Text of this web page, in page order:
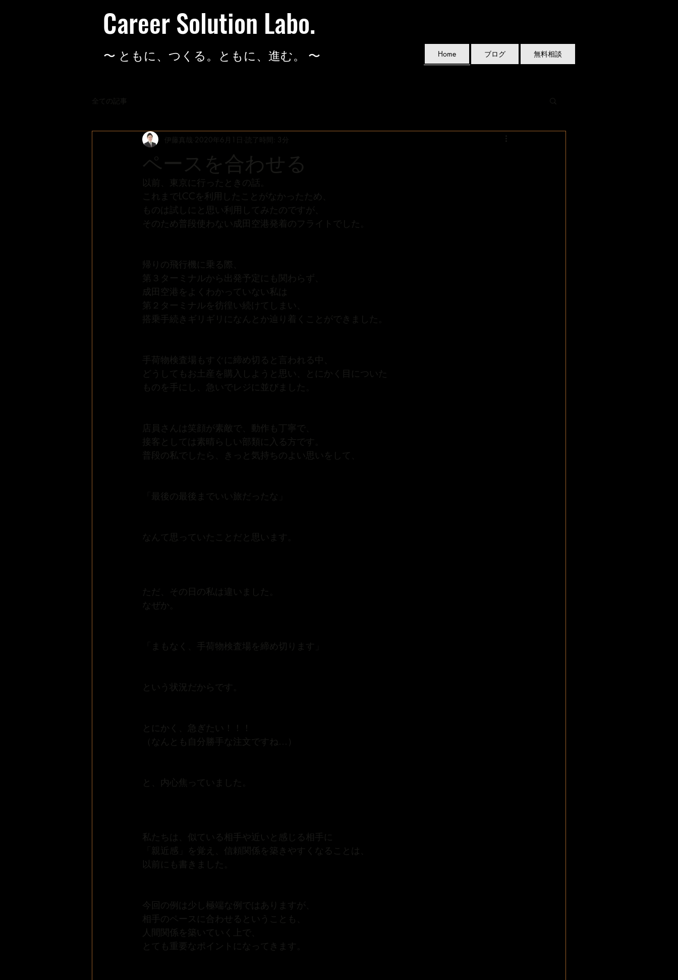
Career Solution Labo.
​〜 ともに、つくる。ともに、進む。 〜 Home ブログ 無料相談
全ての記事
ペースを合わせる
伊藤真哉 2020年6月1日 読了時間: 3分
以前、東京に行ったときの話。
これまでLCCを利用したことがなかったため、
ものは試しにと思い利用してみたのですが、
そのため普段使わない成田空港発着のフライトでした。
帰りの飛行機に乗る際、
第３ターミナルから出発予定にも関わらず、
成田空港をよくわかっていない私は
第２ターミナルを彷徨い続けてしまい、
搭乗手続きギリギリになんとか辿り着くことができました。
手荷物検査場もすぐに締め切ると言われる中、
どうしてもお土産を購入しようと思い、とにかく目についた
ものを手にし、急いでレジに並びました。
店員さんは笑顔が素敵で、動作も丁寧で、
接客としては素晴らしい部類に入る方です。
普段の私でしたら、きっと気持ちのよい思いをして、
「最後の最後までいい旅だったな」
なんて思っていたことだと思います。
ただ、その日の私は違いました。
なぜか。
「まもなく、手荷物検査場を締め切ります」
という状況だからです。
とにかく、急ぎたい！！！
（なんとも自分勝手な注文ですね…）
と、内心焦っていました。
私たちは、似ている相手や近いと感じる相手に
「親近感」を覚え、信頼関係を築きやすくなることは、
以前にも書きました。
今回の例は少し極端な例ではありますが、
相手のペースに合わせるということも、
人間関係を築いていく上で、
とても重要なポイントになってきます。